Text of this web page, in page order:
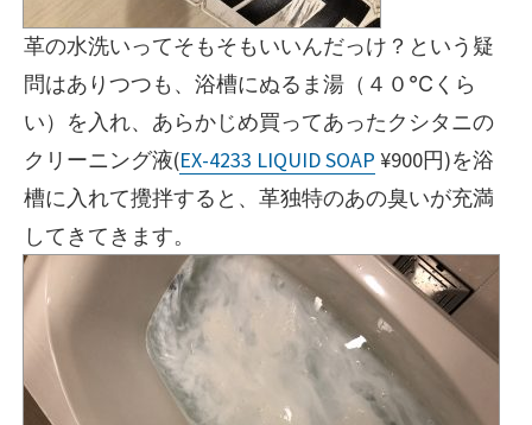
革の水洗いってそもそもいいんだっけ？という疑
問はありつつも、浴槽にぬるま湯（４０℃くら
い）を入れ、あらかじめ買ってあったクシタニの
クリーニング液(EX-4233 LIQUID SOAP ¥900円)を浴
槽に入れて攪拌すると、革独特のあの臭いが充満
してきてきます。